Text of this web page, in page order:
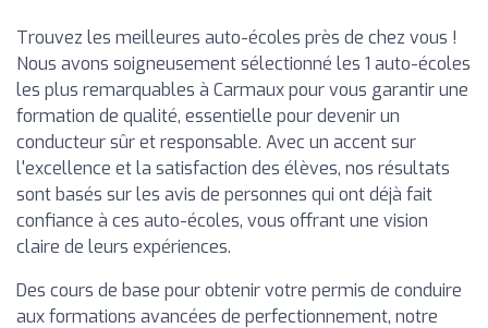
Trouvez les meilleures auto-écoles près de chez vous !
Nous avons soigneusement sélectionné les 1 auto-écoles
les plus remarquables à Carmaux pour vous garantir une
formation de qualité, essentielle pour devenir un
conducteur sûr et responsable. Avec un accent sur
l'excellence et la satisfaction des élèves, nos résultats
sont basés sur les avis de personnes qui ont déjà fait
confiance à ces auto-écoles, vous offrant une vision
claire de leurs expériences.
Des cours de base pour obtenir votre permis de conduire
aux formations avancées de perfectionnement, notre